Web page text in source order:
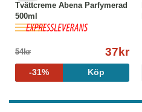
Tvättcreme Abena Parfymerad
500ml
54kr 37kr
-31% Köp